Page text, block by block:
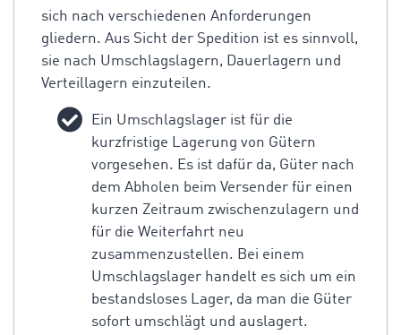
sich nach verschiedenen Anforderungen
gliedern. Aus Sicht der Spedition ist es sinnvoll,
sie nach Umschlagslagern, Dauerlagern und
Verteillagern einzuteilen.
Ein Umschlagslager ist für die
kurzfristige Lagerung von Gütern
vorgesehen. Es ist dafür da, Güter nach
dem Abholen beim Versender für einen
kurzen Zeitraum zwischenzulagern und
für die Weiterfahrt neu
zusammenzustellen. Bei einem
Umschlagslager handelt es sich um ein
bestandsloses Lager, da man die Güter
sofort umschlägt und auslagert.